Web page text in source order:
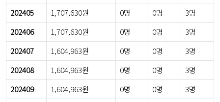
202405
1,707,630원 0명 0명
3명
202406
1,707,630원 0명 0명
3명
202407
1,604,963원 0명 0명
3명
202408
1,604,963원 0명 0명
3명
202409
1,604,963원 0명 0명 3명